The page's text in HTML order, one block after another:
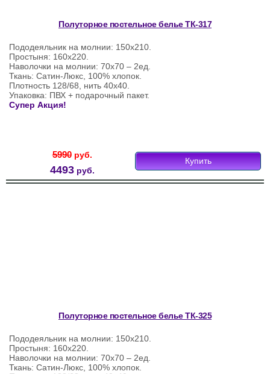
Полуторное постельное белье ТК-317
Пододеяльник на молнии: 150х210.
Простыня: 160х220.
Наволочки на молнии: 70х70 – 2ед.
Ткань: Сатин-Люкс, 100% хлопок.
Плотность 128/68, нить 40х40.
Упаковка: ПВХ + подарочный пакет.
Супер Акция!
5990руб.
4493руб.
Купить
Полуторное постельное белье ТК-325
Пододеяльник на молнии: 150х210.
Простыня: 160х220.
Наволочки на молнии: 70х70 – 2ед.
Ткань: Сатин-Люкс, 100% хлопок.